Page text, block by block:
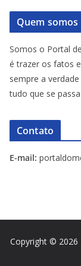
Quem somos
Somos o Portal
é trazer os fatos
sempre a
tudo que se
Contato
E-mail:
Copyright © 2026